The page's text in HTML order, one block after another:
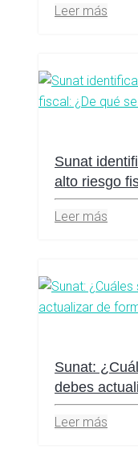
Leer más
Sunat
alto riesgo
Leer más
Sunat:
debes
Leer más